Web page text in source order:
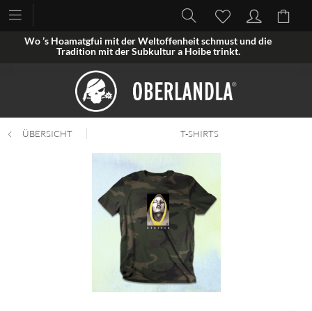
Wo ’s Hoamatgfui mit der Weltoffenheit schmust und die
Tradition mit der Subkultur a Hoibe trinkt.
ÜBERSICHT T-SHIRTS